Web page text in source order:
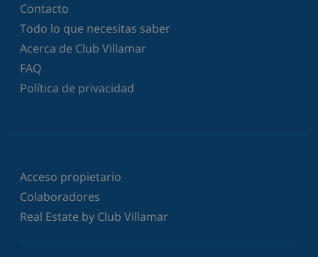
Contacto
Todo lo que necesitas saber
Acerca de Club Villamar
FAQ
Política de privacidad
Acceso propietario
Colaboradores
Real Estate by Club Villamar